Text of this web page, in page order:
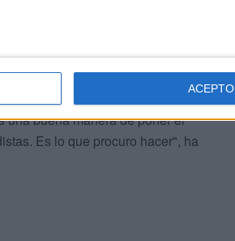
ACEPTO
si enfocáramos esto
que confunde el partido con la
nosotros además nos ha
una buena manera de poner el
Es lo que procuro hacer", ha